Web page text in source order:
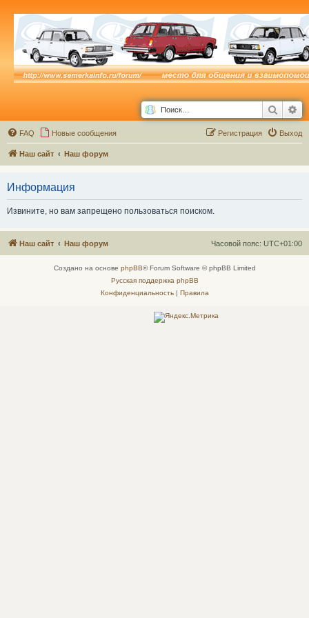
Поиск
FAQ Новые сообщения Выход
Регистрация
Наш сайт Наш форум
Информация
Извините, но вам запрещено пользоваться поиском.
Наш сайт Наш форум Часовой пояс: UTC+01:00
Создано на основе phpBB® Forum Software © phpBB Limited
Русская поддержка phpBB
Конфиденциальность| Правила